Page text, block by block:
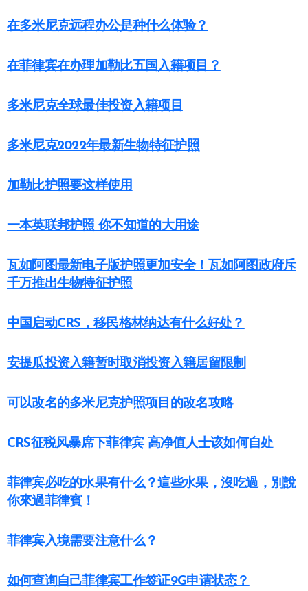
在多米尼克远程办公是种什么体验？
在菲律宾在办理加勒比五国入籍项目？
多米尼克全球最佳投资入籍项目
多米尼克2022年最新生物特征护照
加勒比护照要这样使用
一本英联邦护照 你不知道的大用途
瓦如阿图最新电子版护照更加安全！瓦如阿图政府斥
千万推出生物特征护照
中国启动CRS，移民格林纳达有什么好处？
安提瓜投资入籍暂时取消投资入籍居留限制
可以改名的多米尼克护照项目的改名攻略
CRS征税风暴席下菲律宾 高净值人士该如何自处
菲律宾必吃的水果有什么？這些水果，沒吃過，別說
你來過菲律賓！
菲律宾入境需要注意什么？
如何查询自己菲律宾工作签证9G申请状态？